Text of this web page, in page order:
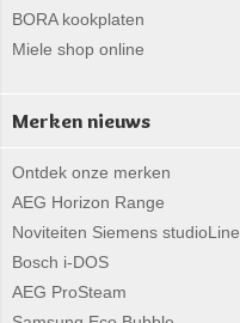
BORA kookplaten
Miele shop online
Merken nieuws
Ontdek onze merken
AEG Horizon Range
Noviteiten Siemens studioLine
Bosch i-DOS
AEG ProSteam